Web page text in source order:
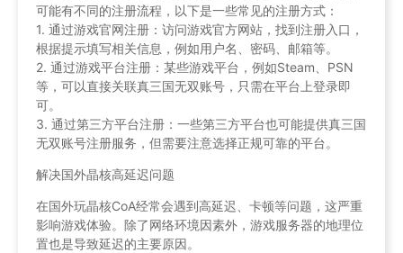
可能有不同的注册流程，以下是一些常见的注册方式：
1. 通过游戏官网注册：访问游戏官方网站，找到注册入口，
根据提示填写相关信息，例如用户名、密码、邮箱等。
2. 通过游戏平台注册：某些游戏平台，例如Steam、PSN
等，可以直接关联真三国无双账号，只需在平台上登录即
可。
3. 通过第三方平台注册：一些第三方平台也可能提供真三国
无双账号注册服务，但需要注意选择正规可靠的平台。
解决国外晶核高延迟问题
在国外玩晶核CoA经常会遇到高延迟、卡顿等问题，这严重
影响游戏体验。除了网络环境因素外，游戏服务器的地理位
置也是导致延迟的主要原因。